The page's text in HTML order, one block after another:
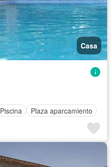
Casa
Piscina Plaza aparcamiento